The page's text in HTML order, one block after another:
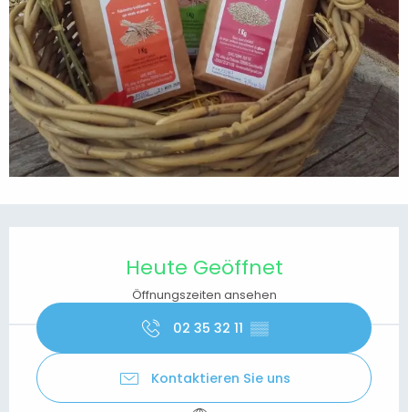
Heute Geöffnet
Öffnungszeiten ansehen
02 35 32 11 ▒▒
Kontaktieren Sie uns